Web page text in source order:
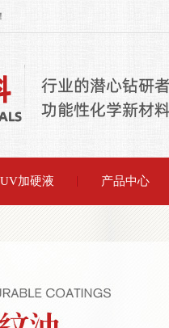
UV加硬液 产品中心